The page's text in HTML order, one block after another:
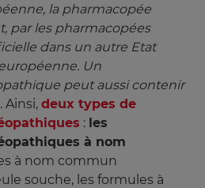
la pharmacopée
par les pharmacopées
dans un autre Etat
Un
peut aussi contenir
. Ainsi, deux types de
: les
à nom
à nom commun
souche, les formules à